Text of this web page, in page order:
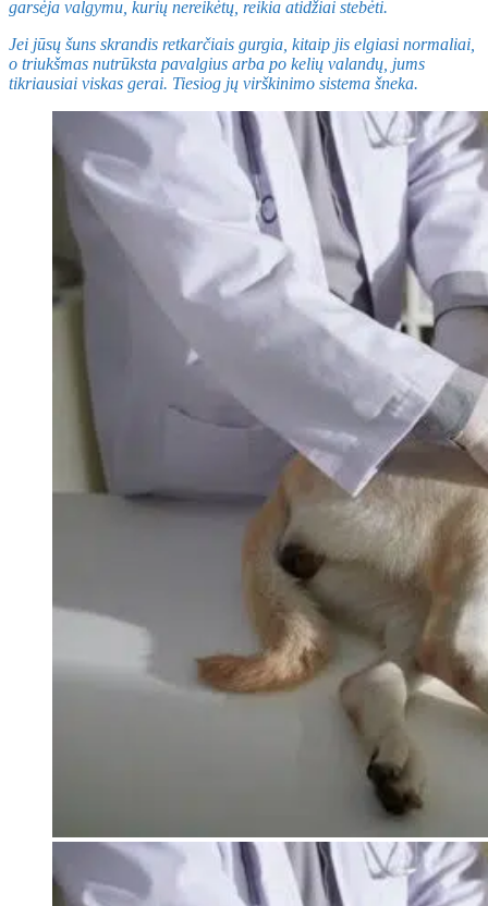
garsėja valgymu, kurių nereikėtų, reikia atidžiai stebėti.
Jei jūsų šuns skrandis retkarčiais gurgia, kitaip jis elgiasi normaliai,
o triukšmas nutrūksta pavalgius arba po kelių valandų, jums
tikriausiai viskas gerai. Tiesiog jų virškinimo sistema šneka.